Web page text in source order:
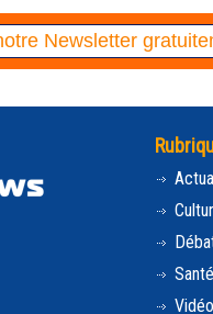
Santé